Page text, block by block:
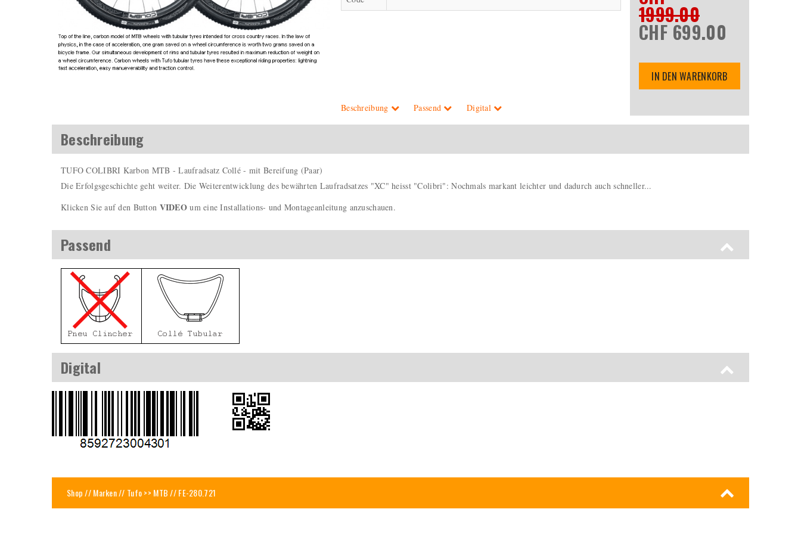
Beschreibung Passend Digital
1999.00
CHF 699.00
IN DEN WARENKORB
Beschreibung
TUFO COLIBRI Karbon MTB - Laufradsatz Collé - mit Bereifung (Paar)
Die Erfolgsgeschichte geht weiter. Die Weiterentwicklung des bewährten Laufradsatzes "XC" heisst "Colibri": Nochmals markant leichter und dadurch auch schneller...
Klicken Sie auf den Button VIDEOum eine Installations- und Montageanleitung anzuschauen.
Passend
Digital
Shop//Marken// Tufo >> MTB// FE-280.721